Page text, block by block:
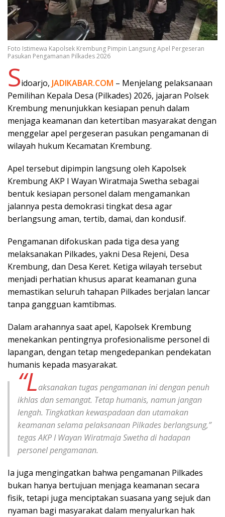
Foto Istimewa Kapolsek Krembung Pimpin Langsung Apel Pergeseran
Pasukan Pengamanan Pilkades 2026
Sidoarjo, JADIKABAR.COM – Menjelang pelaksanaan
Pemilihan Kepala Desa (Pilkades) 2026, jajaran Polsek
Krembung menunjukkan kesiapan penuh dalam
menjaga keamanan dan ketertiban masyarakat dengan
menggelar apel pergeseran pasukan pengamanan di
wilayah hukum Kecamatan Krembung.
Apel tersebut dipimpin langsung oleh Kapolsek
Krembung AKP I Wayan Wiratmaja Swetha sebagai
bentuk kesiapan personel dalam mengamankan
jalannya pesta demokrasi tingkat desa agar
berlangsung aman, tertib, damai, dan kondusif.
Pengamanan difokuskan pada tiga desa yang
melaksanakan Pilkades, yakni Desa Rejeni, Desa
Krembung, dan Desa Keret. Ketiga wilayah tersebut
menjadi perhatian khusus aparat keamanan guna
memastikan seluruh tahapan Pilkades berjalan lancar
tanpa gangguan kamtibmas.
Dalam arahannya saat apel, Kapolsek Krembung
menekankan pentingnya profesionalisme personel di
lapangan, dengan tetap mengedepankan pendekatan
humanis kepada masyarakat.
“Laksanakan tugas pengamanan ini dengan penuh
ikhlas dan semangat. Tetap humanis, namun jangan
lengah. Tingkatkan kewaspadaan dan utamakan
keamanan selama pelaksanaan Pilkades berlangsung,”
tegas AKP I Wayan Wiratmaja Swetha di hadapan
personel pengamanan.
Ia juga mengingatkan bahwa pengamanan Pilkades
bukan hanya bertujuan menjaga keamanan secara
fisik, tetapi juga menciptakan suasana yang sejuk dan
nyaman bagi masyarakat dalam menyalurkan hak